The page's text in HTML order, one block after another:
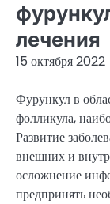
лечения
15 октября 2022
Фурункул в
фолликула,
Развитие
внешних и
осложнение
предпринять